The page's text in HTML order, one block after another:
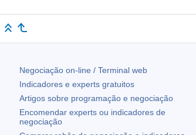
Negociação on-line / Terminal web
Indicadores e experts gratuitos
Artigos sobre programação e negociação
Encomendar experts ou indicadores de
negociação